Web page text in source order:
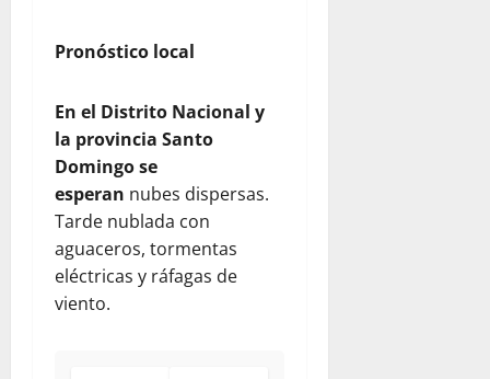
Pronóstico local
En el Distrito Nacional y
la provincia Santo
Domingo se
esperan nubes dispersas.
Tarde nublada con
aguaceros, tormentas
eléctricas y ráfagas de
viento.